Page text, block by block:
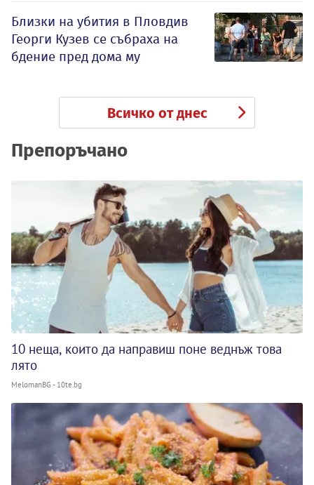
Близки на убития в Пловдив
Георги Кузев се събраха на
бдение пред дома му
Всичко от днес
Препоръчано
10 неща, които да направиш поне веднъж това
лято
MelomanBG - 10te.bg